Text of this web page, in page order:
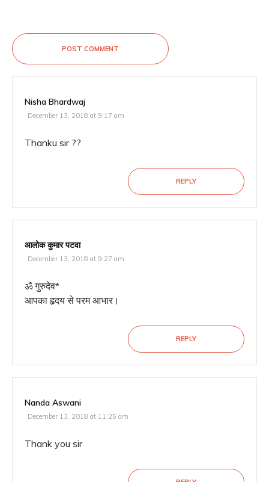
POST COMMENT
Nisha Bhardwaj
December 13, 2018 at 9:17 am
Thanku sir ??
REPLY
आलोक कुमार पटवा
December 13, 2018 at 9:27 am
ॐ गुरुदेव*
आपका हृदय से परम आभार।
REPLY
Nanda Aswani
December 13, 2018 at 11:25 am
Thank you sir